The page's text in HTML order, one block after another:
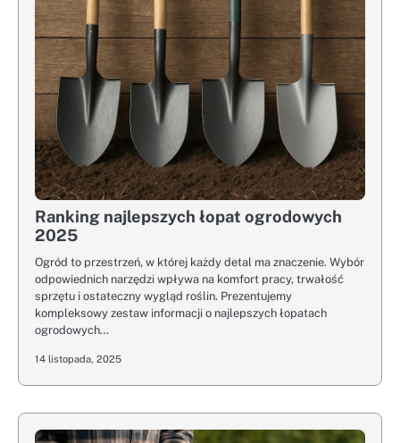
Ranking najlepszych łopat ogrodowych
2025
Ogród to przestrzeń, w której każdy detal ma znaczenie. Wybór
odpowiednich narzędzi wpływa na komfort pracy, trwałość
sprzętu i ostateczny wygląd roślin. Prezentujemy
kompleksowy zestaw informacji o najlepszych łopatach
ogrodowych…
14 listopada, 2025